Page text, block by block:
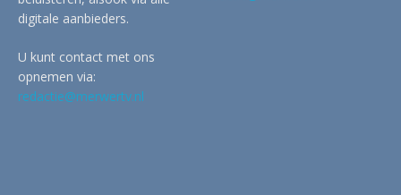
digitale aanbieders.
U kunt contact met ons
opnemen via:
redactie@merwertv.nl